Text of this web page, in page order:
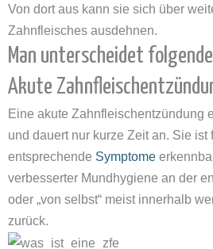
Von dort aus kann sie sich über
Zahnfleisches ausdehnen.
Man unterscheidet
Akute
Eine akute Zahnfleischentzündung
und dauert nur kurze Zeit an. Sie ist
entsprechende Symptome
verbesserter Mundhygiene an der
oder „von selbst“ meist innerhalb
zurück.